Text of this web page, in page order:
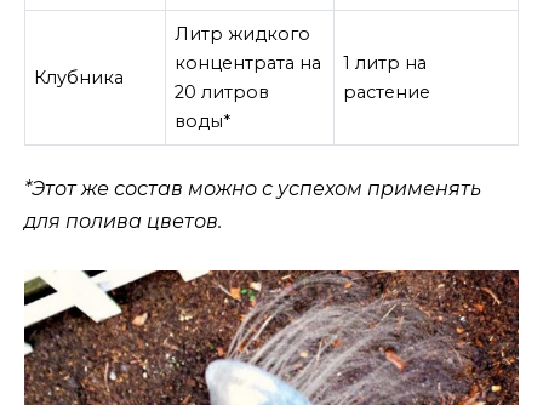
Клубника
Литр жидкого
концентрата на
20 литров
воды*
1 литр на
растение
*Этот же состав можно с успехом применять
для полива цветов.